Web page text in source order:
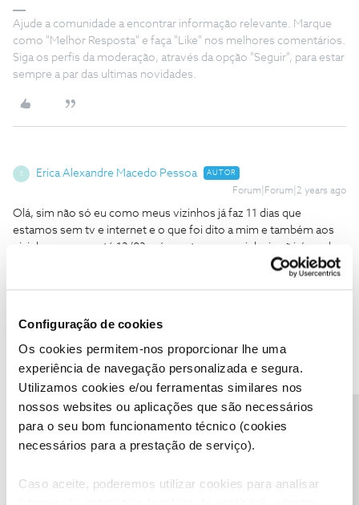
Configuração de cookies
Os cookies permitem-nos proporcionar lhe uma
experiência de navegação personalizada e segura.
Utilizamos cookies e/ou ferramentas similares nos
nossos websites ou aplicações que são necessários
para o seu bom funcionamento técnico (cookies
necessários para a prestação de serviço).
Caso aceite, poderemos utilizar cookies para analisar
Ajude a comunidade a encontrar informação relevante. Marque
como "Melhor Resposta" e faça "Like" nos melhores comentários.
Siga os perfis da moderação, através da opção "Seguir", para estar
sempre a par das ultimas novidades.
E Erica Alexandre Macedo Pessoa AUTOR
Forum|Forum|2 years ago
Olá, sim não só eu como meus vizinhos já faz 11 dias que
estamos sem tv e internet e o que foi dito a mim e também aos
vizinhos e prazo até 12/03 más neste prazo minha irmã irá perder
mais 2 testes das aulas que ela faz. Sem contar que final de 2023
ocorreu a mesma coisa foram 20 dias sem nada e agora
João H. Forum|Forum|2 years ago
Agradecemos o seu testemunho@Erica Alexandre Macedo
Pessoa. Vamos ajudar a acompanhar este tema.
@Fórumcom o seu número de cliente NOS.